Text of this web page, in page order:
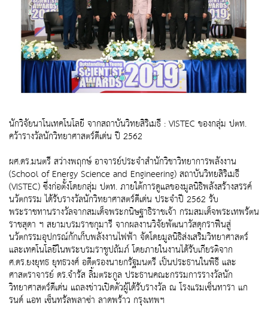
นักวิจัยนาโนเทคโนโลยี จากสถาบันวิทยสิริเมธี : VISTEC ของกลุ่ม ปตท.
คว้ารางวัลนักวิทยาศาสตร์ดีเด่น ปี 2562
ผศ.ดร.มนตรี สว่างพฤกษ์ อาจารย์ประจำสำนักวิชาวิทยาการพลังงาน
(School of Energy Science and Engineering) สถาบันวิทยสิริเมธี
(VISTEC) ซึ่งก่อตั้งโดยกลุ่ม ปตท. ภายใต้การดูแลของมูลนิธิพลังสร้างสรรค์
นวัตกรรม ได้รับรางวัลนักวิทยาศาสตร์ดีเด่น ประจำปี 2562 รับ
พระราชทานรางวัลจากสมเด็จพระกนิษฐาธิราชเจ้า กรมสมเด็จพระเทพรัตน
ราชสุดา ฯ สยามบรมราชกุมารี จากผลงานวิจัยพัฒนาวัสดุกราฟีนสู่
นวัตกรรมอุปกรณ์กักเก็บพลังงานไฟฟ้า จัดโดยมูลนิธิส่งเสริมวิทยาศาสตร์
และเทคโนโลยีในพระบรมราชูปถัมภ์ โดยภายในงานได้รับเกียรติจาก
ศ.ดร.ยงยุทธ ยุทธวงศ์ อดีตรองนายกรัฐมนตรี เป็นประธานในพิธี และ
ศาสตราจารย์ ดร.จำรัส ลิ้มตระกูล ประธานคณะกรรมการรางวัลนัก
วิทยาศาสตร์ดีเด่น แถลงข่าวเปิดตัวผู้ได้รับรางวัล ณ โรงแรมเซ็นทารา แก
รนด์ แอท เซ็นทรัลพลาซ่า ลาดพร้าว กรุงเทพฯ